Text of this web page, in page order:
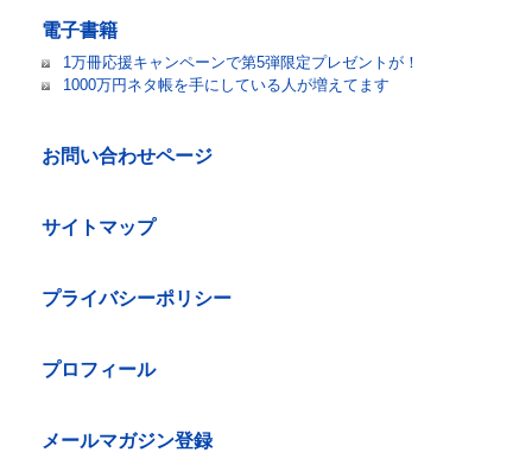
電子書籍
1万冊応援キャンペーンで第5弾限定プレゼントが！
1000万円ネタ帳を手にしている人が増えてます
お問い合わせページ
サイトマップ
プライバシーポリシー
プロフィール
メールマガジン登録